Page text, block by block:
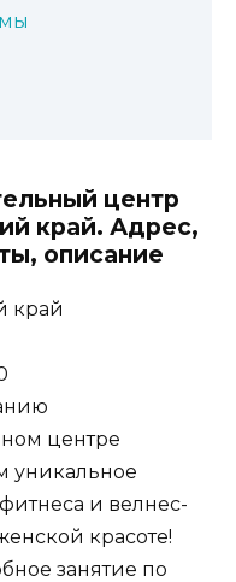
центр
край. Адрес,
описание
край
центре
уникальное
и велнес-
красоте!
занятие по